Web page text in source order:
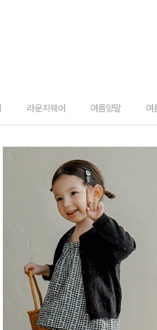
라운지웨어 여름양말 여